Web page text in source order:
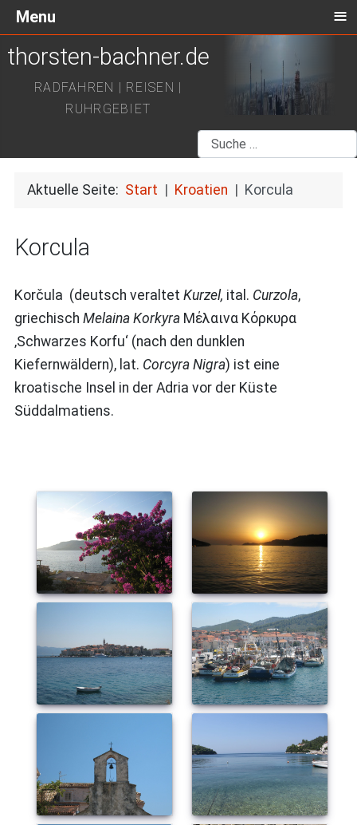
thorsten-bachner.de
RADFAHREN | REISEN |
RUHRGEBIET
Suchen
Aktuelle Seite: Start Kroatien Korcula
Korcula
Korčula (deutsch veraltet Kurzel, ital. Curzola,
griechisch Melaina KorkyraΜέλαινα Κόρκυρα
‚Schwarzes Korfu‘ (nach den dunklen
Kiefernwäldern), lat. Corcyra Nigra) ist eine
kroatische Insel in der Adria vor der Küste
Süddalmatiens.
Menu ≡